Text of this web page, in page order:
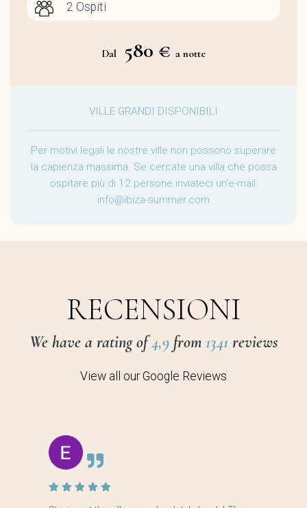
Dal 580 € a notte
VILLE GRANDI DISPONIBILI
Per motivi legali le nostre ville non possono superare
la capienza massima. Se cercate una villa che possa
ospitare più di 12 persone inviateci un'e-mail:
info@ibiza-summer.com
RECENSIONI
We have a rating of4,9from 1341 reviews
View all our Google Reviews